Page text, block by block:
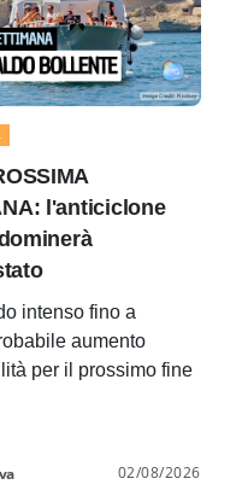
l'anticiclone
intenso fino a
aumento
per il prossimo fine
02/08/2026